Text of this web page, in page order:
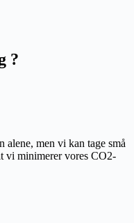
?
men vi kan tage små
vi minimerer vores CO2-